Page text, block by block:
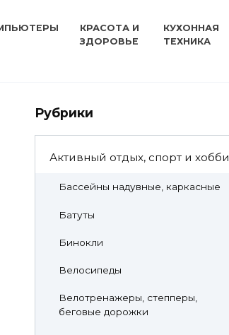
КРАСОТА И
ЗДОРОВЬЕ
КУХОННАЯ
ТЕХНИКА
Рубрики
Активный отдых, спорт и хобби
Бассейны надувные, каркасные
Батуты
Бинокли
Велосипеды
Велотренажеры, степперы,
беговые дорожки